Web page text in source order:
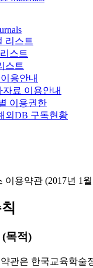
리스트
스트
스트
용안내
료 이용안내
이용권한
외DB 구독현황
이용약관 (2017년 1
목적)
관은 한국교육학술